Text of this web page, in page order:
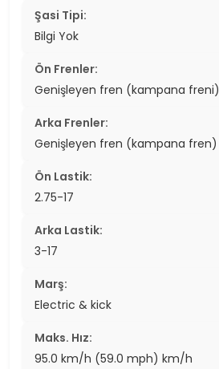
Şasi Tipi:
Bilgi Yok
Ön Frenler:
Genişleyen fren (kampana freni)
Arka Frenler:
Genişleyen fren (kampana fren)
Ön Lastik:
2.75-17
Arka Lastik:
3-17
Marş:
Electric & kick
Maks. Hız:
95.0 km/h (59.0 mph) km/h